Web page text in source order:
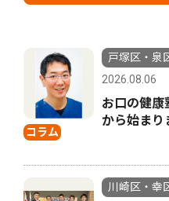
コラム
戸塚区・泉
2026.08.06
お口の健
から始まり
川崎区・幸